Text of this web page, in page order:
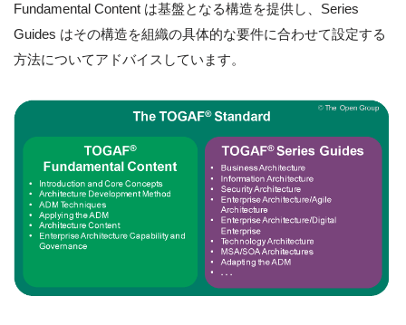
Fundamental Content は基盤となる構造を提供し、Series
Guides はその構造を組織の具体的な要件に合わせて設定する
方法についてアドバイスしています。